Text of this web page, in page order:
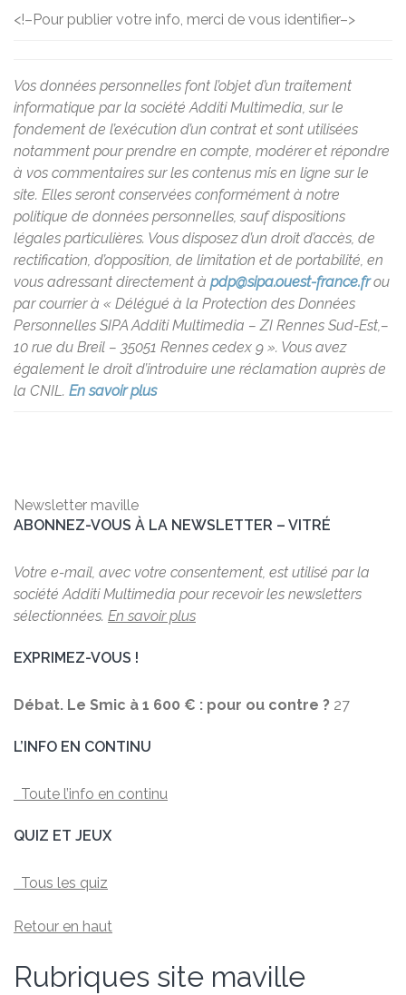
<!– Pour publier votre info, merci de vous identifier–>
Vos données personnelles font l’objet d’un traitement
informatique par la société Additi Multimedia, sur le
fondement de l’exécution d’un contrat et sont utilisées
notamment pour prendre en compte, modérer et répondre
à vos commentaires sur les contenus mis en ligne sur le
site. Elles seront conservées conformément à notre
politique de données personnelles, sauf dispositions
légales particulières. Vous disposez d’un droit d’accès, de
rectification, d’opposition, de limitation et de portabilité, en
vous adressant directement à pdp@sipa.ouest-france.frou
par courrier à « Délégué à la Protection des Données
Personnelles SIPA Additi Multimedia – ZI Rennes Sud-Est,–
10 rue du Breil – 35051 Rennes cedex 9 ». Vous avez
également le droit d’introduire une réclamation auprès de
la CNIL. En savoir plus
Newsletter maville
ABONNEZ-VOUS À LA NEWSLETTER – VITRÉ
Votre e-mail, avec votre consentement, est utilisé par la
société Additi Multimedia pour recevoir les newsletters
sélectionnées. En savoir plus
EXPRIMEZ-VOUS !
Débat. Le Smic à 1 600 € : pour ou contre ? 27
L’INFO EN CONTINU
Toute l’info en continu
QUIZ ET JEUX
Tous les quiz
Retour en haut
Rubriques site maville